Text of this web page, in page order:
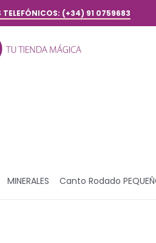
TELEFÓNICOS: (+34) 91 0759683
MINERALES Canto Rodado